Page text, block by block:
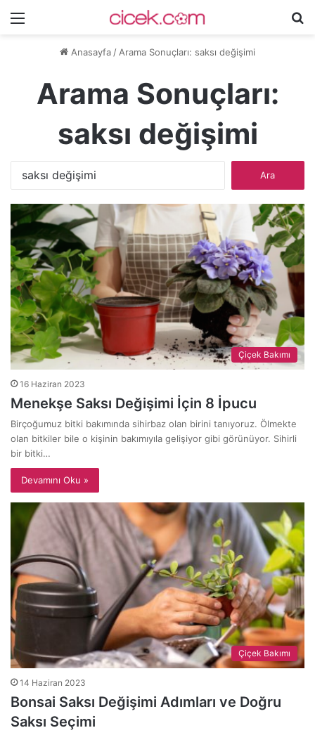
Menü
Anasayfa / Arama Sonuçları: saksı değişimi
Arama Sonuçları:
saksı değişimi
Çiçek Bakımı
16 Haziran 2023
Menekşe Saksı Değişimi İçin 8 İpucu
Birçoğumuz bitki bakımında sihirbaz olan birini tanıyoruz. Ölmekte
olan bitkiler bile o kişinin bakımıyıla gelişiyor gibi görünüyor. Sihirli
bir bitki…
Devamını Oku »
Çiçek Bakımı
14 Haziran 2023
Bonsai Saksı Değişimi Adımları ve Doğru
Saksı Seçimi